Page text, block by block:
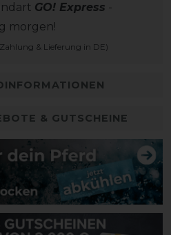
GO! Express -
morgen!
& Lieferung in DE)
& GUTSCHEINE